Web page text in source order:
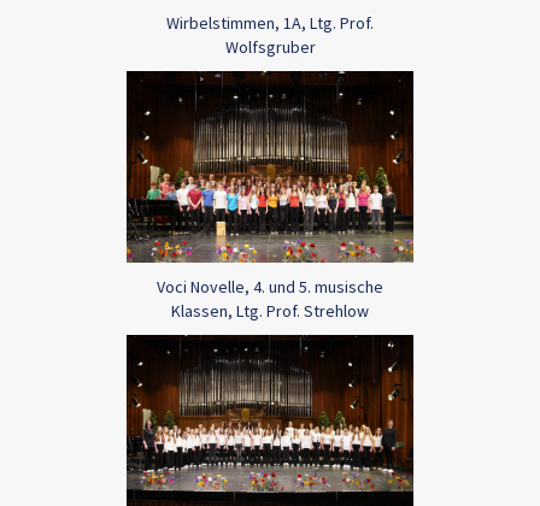
Wirbelstimmen, 1A, Ltg. Prof.
Wolfsgruber
Voci Novelle, 4. und 5. musische
Klassen, Ltg. Prof. Strehlow